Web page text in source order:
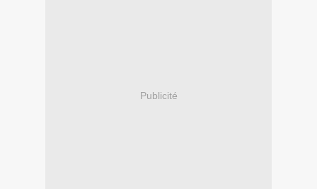
Publicité